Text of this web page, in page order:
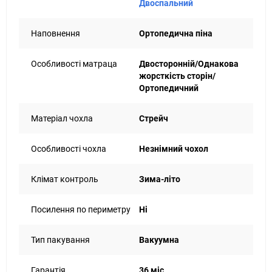
Двоспальний
Наповнення Ортопедична піна
Особливості матраца
Двосторонній/Однакова
жорсткість сторін/
Ортопедичний
Матеріал чохла Стрейч
Особливості чохла Незнімний чохол
Клімат контроль Зима-літо
Посилення по периметру Ні
Тип пакування Вакуумна